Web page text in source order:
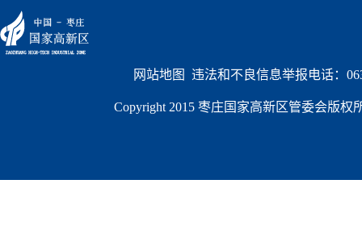
网站地图
违法和不良信息举报电话：
Copyright 2015 枣庄国家高新区管委会版权